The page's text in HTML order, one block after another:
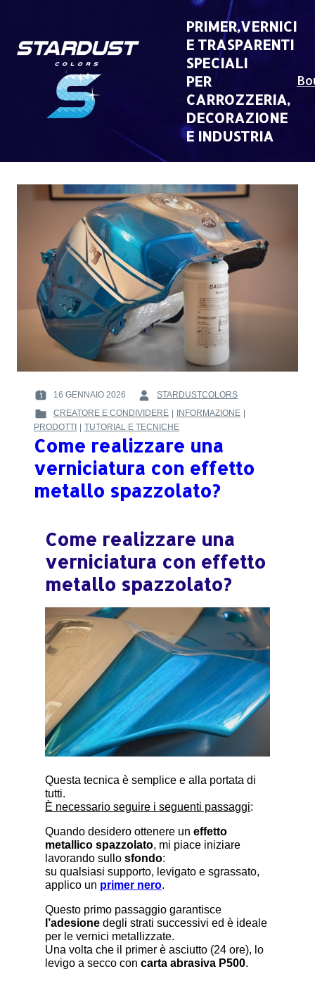
PRIMER,VERNICI
E TRASPARENTI
SPECIALI
PER
CARROZZERIA,
DECORAZIONE
E INDUSTRIA
POSTED
ON
16 GENNAIO 2026
BY
:
STARDUSTCOLORS
POSTED
IN
CREATORE E CONDIVIDERE INFORMAZIONE
PRODOTTI | TUTORIAL E TECNICHE
Come realizzare una
verniciatura con effetto
metallo spazzolato?
Come realizzare una
verniciatura con effetto
metallo spazzolato?
Questa tecnica è semplice e alla portata di
tutti.
È necessario seguire i seguenti passaggi:
Quando desidero ottenere un effetto
metallico spazzolato, mi piace iniziare
lavorando sullo sfondo:
su qualsiasi supporto, levigato e sgrassato,
applico un primer nero.
Questo primo passaggio garantisce
l’adesione degli strati successivi ed è ideale
per le vernici metallizzate.
Una volta che il primer è asciutto (24 ore), lo
levigo a secco con carta abrasiva P500.